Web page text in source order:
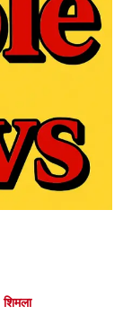
शिमला